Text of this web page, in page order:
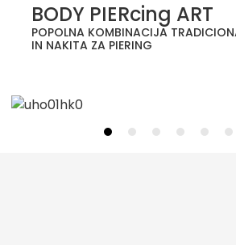
BODY PIERcing ART
POPOLNA KOMBINACIJA
IN NAKITA ZA PIERING